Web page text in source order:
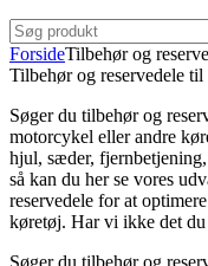
ForsideTilbehør og
Tilbehør og reservedele
Søger du tilbehør og
motorcykel eller andre
hjul, sæder,
så kan du her se vores
reservedele for at
køretøj. Har vi ikke det du
Søger du tilbehør og